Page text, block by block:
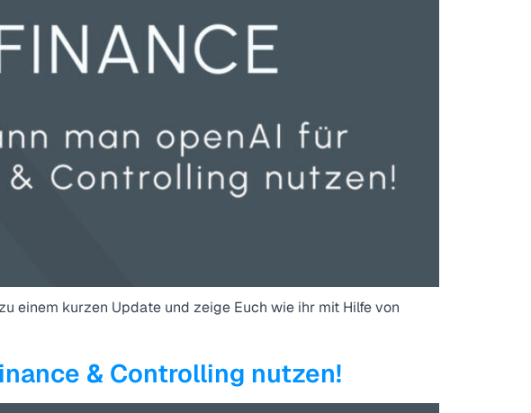
einem kurzen Update und zeige Euch wie ihr mit Hilfe von
& Controlling nutzen!